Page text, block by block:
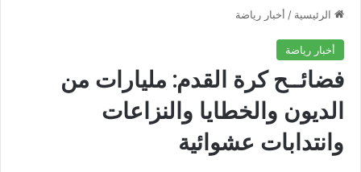
الرئيسية / أخبار رياضة
أخبار رياضة
فضائــح كرة القدم: مليارات من
الديون والخطايا والنزاعات
وانتدابات عشوائية